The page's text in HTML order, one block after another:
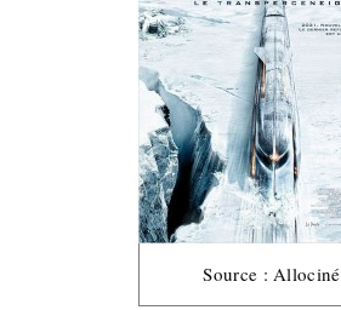
Source : Allociné